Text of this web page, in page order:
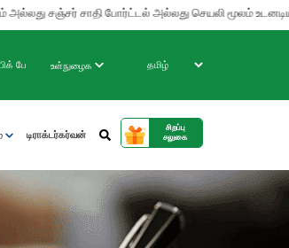
சாதி போர்ட்டல் அல்லது செயலி மூலம் உடனடியாக
பே உள்நுழைக
டிராக்டர்கர்வன்
சிறப்பு
சலுகை